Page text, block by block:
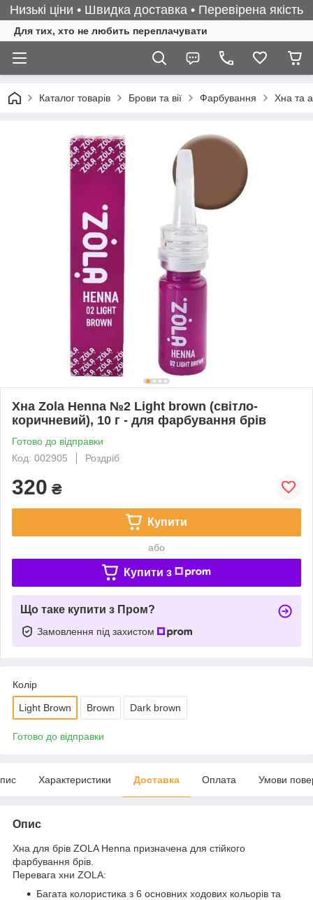
Низькі ціни • Швидка доставка • Перевірена якість
Для тих, хто не любить переплачувати
Каталог товарів Брови та вії Фарбування Хна та
Хна Zola Henna №2 Light brown (світло-
коричневий), 10 г - для фарбування брів
Готово до відправки
Код: 002905
Роздріб
320 ₴
Купити
або
Купити з
Що таке купити з Пром?
Замовлення під захистом
Колір
Light Brown Brown Dark brown
Готово до відправки
Характеристики Доставка Оплата Умови
Опис
Хна для брів ZOLA Henna призначена для стійкого
фарбування брів.
Перевага хни ZOLA:
Багата колористика з 6 основних ходових кольорів та